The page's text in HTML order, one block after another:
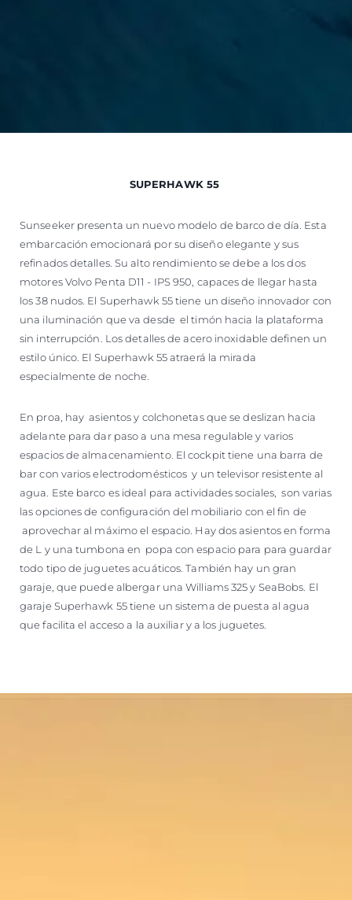
SUPERHAWK 55
Sunseeker presenta un nuevo modelo de barco de día. Esta
embarcación emocionará por su diseño elegante y sus
refinados detalles. Su alto rendimiento se debe a los dos
motores Volvo Penta D11 - IPS 950, capaces de llegar hasta
los 38 nudos. El Superhawk 55 tiene un diseño innovador con
una iluminación que va desde el timón hacia la plataforma
sin interrupción. Los detalles de acero inoxidable definen un
estilo único. El Superhawk 55 atraerá la mirada
especialmente de noche.
En proa, hay asientos y colchonetas que se deslizan hacia
adelante para dar paso a una mesa regulable y varios
espacios de almacenamiento. El cockpit tiene una barra de
bar con varios electrodomésticos y un televisor resistente al
agua. Este barco es ideal para actividades sociales, son varias
las opciones de configuración del mobiliario con el fin de
aprovechar al máximo el espacio. Hay dos asientos en forma
de L y una tumbona en popa con espacio para para guardar
todo tipo de juguetes acuáticos. También hay un gran
garaje, que puede albergar una Williams 325 y SeaBobs. El
garaje Superhawk 55 tiene un sistema de puesta al agua
que facilita el acceso a la auxiliar y a los juguetes.